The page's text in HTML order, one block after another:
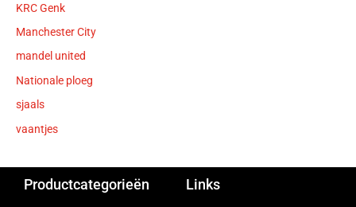
KRC Genk
Manchester City
mandel united
Nationale ploeg
sjaals
vaantjes
Productcategorieën Links